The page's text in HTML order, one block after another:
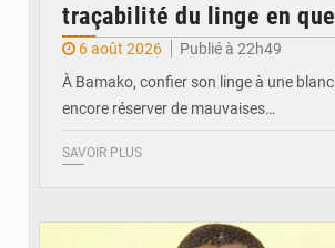
traçabilité du linge en
6 août 2026
Publié à 22h49
À Bamako, confier son linge à une
encore réserver de mauvaises…
SAVOIR PLUS